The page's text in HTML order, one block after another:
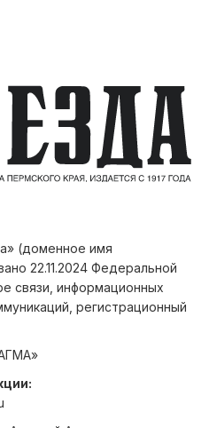
(доменное имя
22.11.2024 Федеральной
связи, информационных
регистрационный